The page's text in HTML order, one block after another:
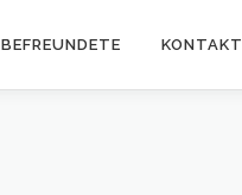
BEFREUNDETE KONTAKT